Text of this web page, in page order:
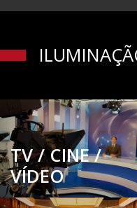
TV / CINE /
VÍDEO